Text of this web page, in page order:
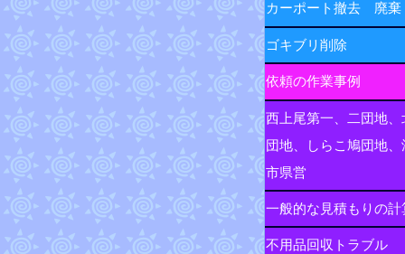
カーポート撤去 廃棄
ゴキブリ削除
依頼の作業事例
西上尾第一、二団地、
団地、しらこ鳩団地、
市県営
一般的な見積もりの計
不用品回収トラブル